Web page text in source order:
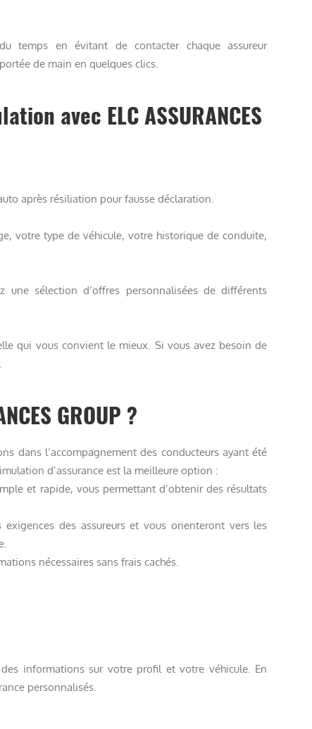
temps en évitant de contacter chaque assureur
de main en quelques clics.
avec ELC ASSURANCES
après résiliation pour fausse déclaration.
votre type de véhicule, votre historique de conduite,
sélection d’offres personnalisées de différents
qui vous convient le mieux. Si vous avez besoin de
GROUP ?
dans l’accompagnement des conducteurs ayant été
d’assurance est la meilleure option :
et rapide, vous permettant d’obtenir des résultats
exigences des assureurs et vous orienteront vers les
nécessaires sans frais cachés.
informations sur votre profil et votre véhicule. En
personnalisés.